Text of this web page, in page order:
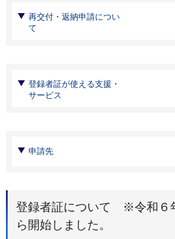
再交付・返納申請につい
て
登録者証が使える支援・
サービス
申請先
登録者証について ※令和６
ら開始しました。